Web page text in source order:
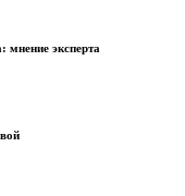
мнение эксперта